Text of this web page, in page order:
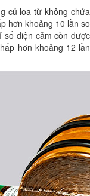
củ loa từ không chứa
hơn khoảng 10 lần so
số điện cảm còn được
hơn khoảng 12 lần